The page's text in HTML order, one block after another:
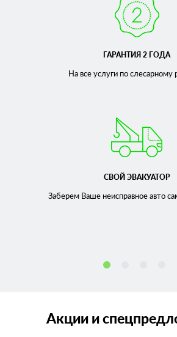
ГАРАНТИЯ 2 ГОДА
На все услуги по слесарному
СВОЙ ЭВАКУАТОР
Заберем Ваше неисправноеавто
Акции и